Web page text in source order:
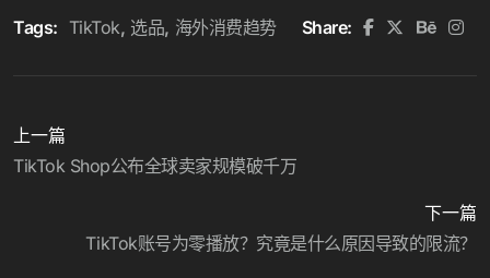
Tags: TikTok 选品 海外消费趋势 Share:
上一篇
TikTok Shop公布全球卖家规模破千万
下一篇
TikTok账号为零播放？究竟是什么原因导致的限流？